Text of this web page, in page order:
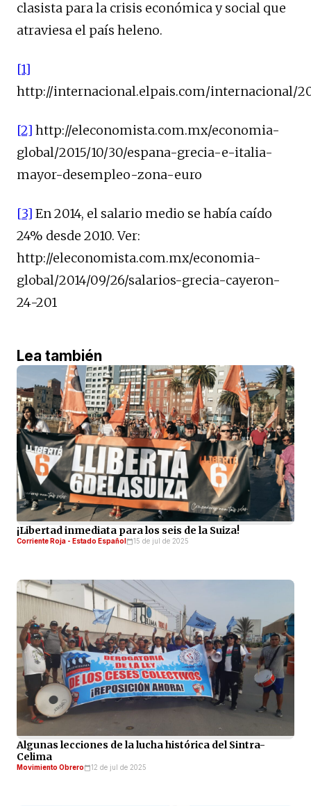
clasista para la crisis económica y social que
atraviesa el país heleno.
[1]
http://internacional.elpais.com/internacional/
[2] http://eleconomista.com.mx/economia-
global/2015/10/30/espana-grecia-e-italia-
mayor-desempleo-zona-euro
[3] En 2014, el salario medio se había caído
24% desde 2010. Ver:
http://eleconomista.com.mx/economia-
global/2014/09/26/salarios-grecia-cayeron-
24-201
Lea también
¡Libertad inmediata para los seis de la Suiza!
Corriente Roja - Estado Español 15 de jul de 2025
Algunas lecciones de la lucha histórica del Sintra-
Celima
Movimiento Obrero 12 de jul de 2025